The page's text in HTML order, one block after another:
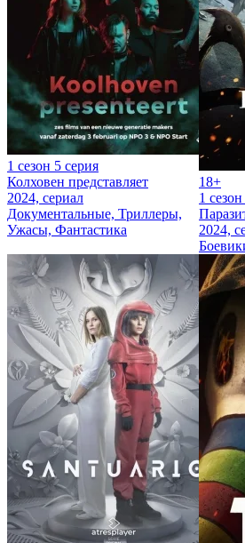
1 сезон 5 серия
Колховен представляет
2024, сериал
Документальные, Триллеры,
Ужасы, Фантастика
18+
1
2024,